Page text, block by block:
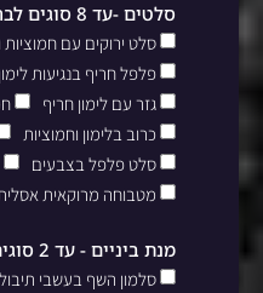
סלטים -עד 8 סוגים לבחירה
סלט ירוקים עם חמוציות
פלפל חריף בנגיעות
גזר עם לימון חריף
כרוב בלימון וחמוציות
סלט פלפל בצבעים
מטבוחה מרוקאית
מנת ביניים - עד 2 סוגים לבחירה (חצי-חצי)
סלמון השף בעשבי תיבול